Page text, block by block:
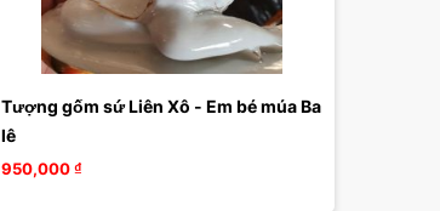
Tượng gốm sứ Liên Xô - Em bé múa Ba
lê
950,000₫